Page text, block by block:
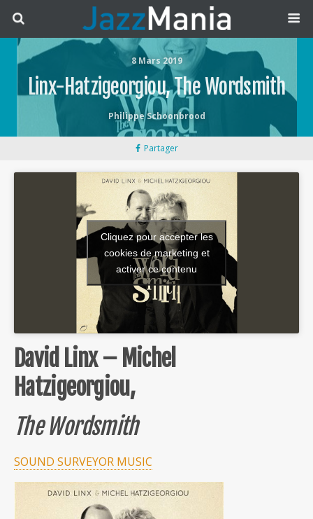
8 Mars 2019
Linx-Hatzigeorgiou, The Wordsmith
Philippe Schoonbrood
Partager
Cliquez pour accepter les
cookies de marketing et
activer ce contenu
David Linx – Michel
Hatzigeorgiou,
The Wordsmith
SOUND SURVEYOR MUSIC